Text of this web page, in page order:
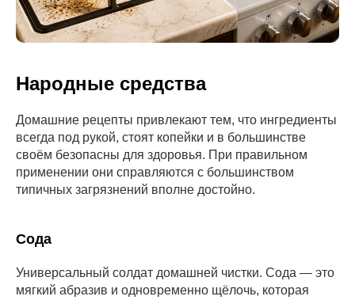
Народные средства
Домашние рецепты привлекают тем, что ингредиенты
всегда под рукой, стоят копейки и в большинстве
своём безопасны для здоровья. При правильном
применении они справляются с большинством
типичных загрязнений вполне достойно.
Сода
Универсальный солдат домашней чистки. Сода — это
мягкий абразив и одновременно щёлочь, которая